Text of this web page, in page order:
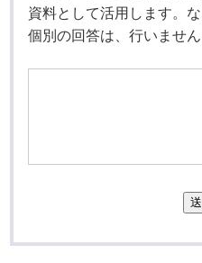
資料として活用します。
個別の回答は、行いません